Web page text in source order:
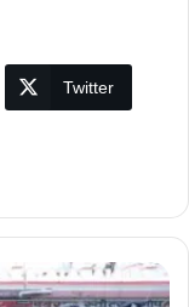
Twitter